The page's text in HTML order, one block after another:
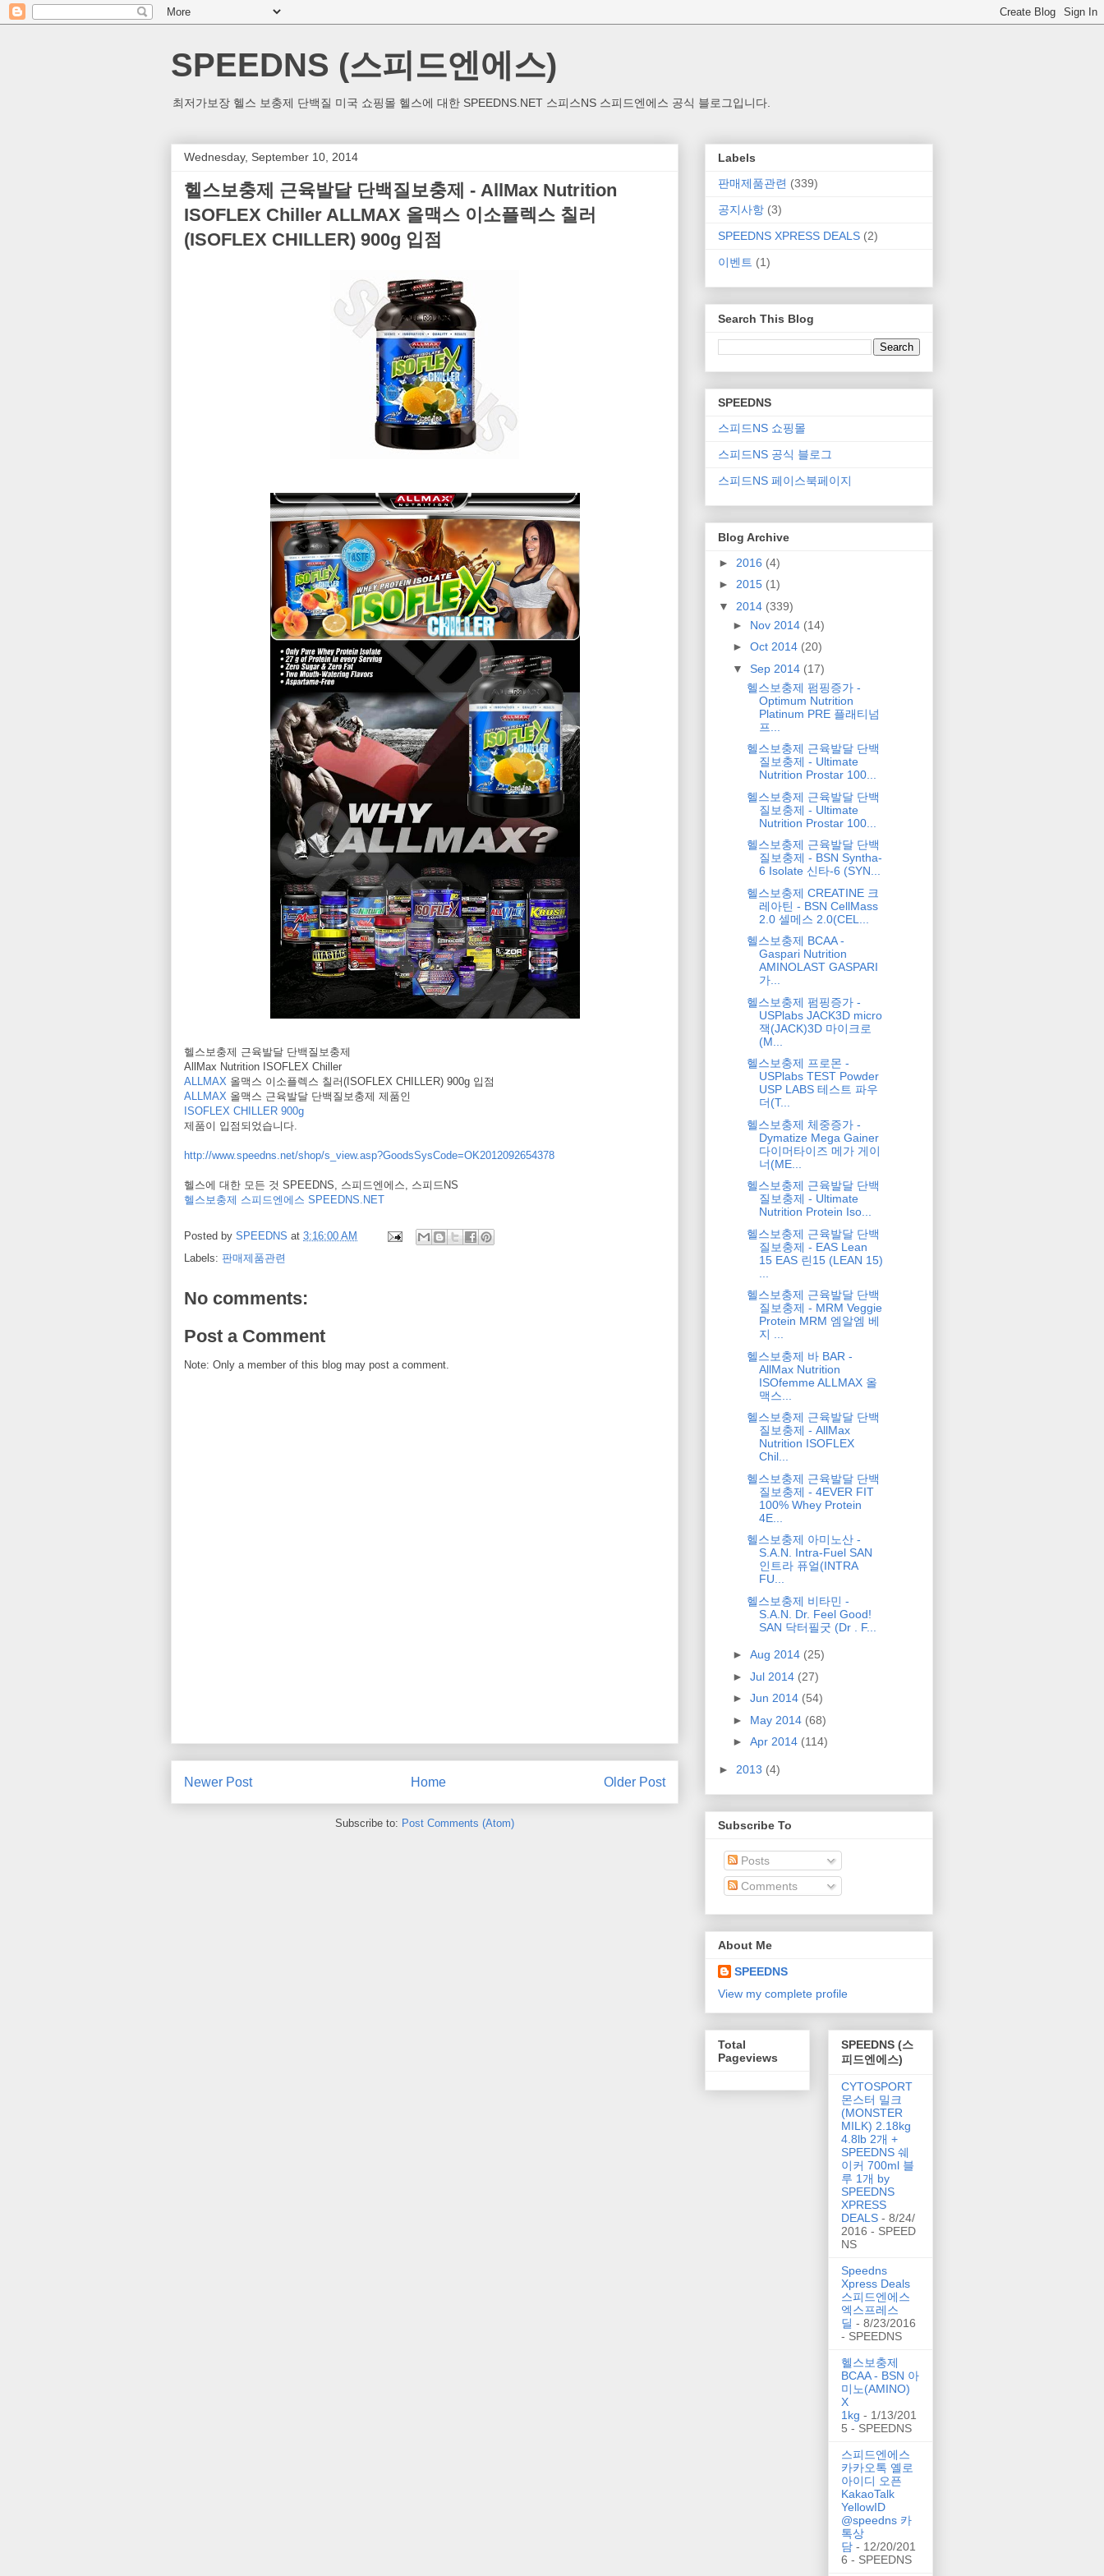
SPEEDNS (스피드엔에스)
최저가보장 헬스 보충제 단백질 미국 쇼핑몰 헬스에 대한 SPEEDNS.NET 스피스NS 스피드엔에스 공식 블로그입니다.
Wednesday, September 10, 2014
헬스보충제 근육발달 단백질보충제 - AllMax Nutrition
ISOFLEX Chiller ALLMAX 올맥스 이소플렉스 칠러
(ISOFLEX CHILLER) 900g 입점
헬스보충제 근육발달 단백질보충제
AllMax Nutrition ISOFLEX Chiller
ALLMAX 올맥스 이소플렉스 칠러(ISOFLEX CHILLER) 900g 입점
ALLMAX 올맥스 근육발달 단백질보충제 제품인
ISOFLEX CHILLER 900g
제품이 입점되었습니다.
http://www.speedns.net/shop/s_view.asp?GoodsSysCode=OK2012092654378
헬스에 대한 모든 것 SPEEDNS, 스피드엔에스, 스피드NS
헬스보충제 스피드엔에스 SPEEDNS.NET
Posted by SPEEDNS at 3:16:00 AM
Labels: 판매제품관련
No comments:
Post a Comment
Note: Only a member of this blog may post a comment.
Newer Post Older Post
Home
Subscribe to: Post Comments (Atom)
Labels
판매제품관련 (339)
공지사항 (3)
SPEEDNS XPRESS DEALS (2)
이벤트 (1)
Search This Blog
SPEEDNS
스피드NS 쇼핑몰
스피드NS 공식 블로그
스피드NS 페이스북페이지
Blog Archive
► 2016 (4)
► 2015 (1)
▼ 2014 (339)
► Nov 2014 (14)
► Oct 2014 (20)
▼ Sep 2014 (17)
헬스보충제 펌핑증가 -
Optimum Nutrition
Platinum PRE 플래티넘
프...
헬스보충제 근육발달 단백
질보충제 - Ultimate
Nutrition Prostar 100...
헬스보충제 근육발달 단백
질보충제 - Ultimate
Nutrition Prostar 100...
헬스보충제 근육발달 단백
질보충제 - BSN Syntha-
6 Isolate 신타-6 (SYN...
헬스보충제 CREATINE 크
레아틴 - BSN CellMass
2.0 셀메스 2.0(CEL...
헬스보충제 BCAA -
Gaspari Nutrition
AMINOLAST GASPARI
가...
헬스보충제 펌핑증가 -
USPlabs JACK3D micro
잭(JACK)3D 마이크로
(M...
헬스보충제 프로몬 -
USPlabs TEST Powder
USP LABS 테스트 파우
더(T...
헬스보충제 체중증가 -
Dymatize Mega Gainer
다이머타이즈 메가 게이
너(ME...
헬스보충제 근육발달 단백
질보충제 - Ultimate
Nutrition Protein Iso...
헬스보충제 근육발달 단백
질보충제 - EAS Lean
15 EAS 린15 (LEAN 15)
헬스보충제 근육발달 단백
질보충제 - MRM Veggie
Protein MRM 엠알엠 베
지 ...
헬스보충제 바 BAR -
AllMax Nutrition
ISOfemme ALLMAX 올
맥스...
헬스보충제 근육발달 단백
질보충제 - AllMax
Nutrition ISOFLEX
Chil...
헬스보충제 근육발달 단백
질보충제 - 4EVER FIT
100% Whey Protein
4E...
헬스보충제 아미노산 -
S.A.N. Intra-Fuel SAN
인트라 퓨얼(INTRA
FU...
헬스보충제 비타민 -
S.A.N. Dr. Feel Good!
SAN 닥터필굿 (Dr . F...
► Aug 2014 (25)
► Jul 2014 (27)
► Jun 2014 (54)
► May 2014 (68)
► Apr 2014 (114)
► 2013 (4)
Subscribe To
Posts
Comments
About Me
SPEEDNS
View my complete profile
Total
Pageviews
SPEEDNS (스
피드엔에스)
CYTOSPORT
몬스터 밀크
(MONSTER
MILK) 2.18kg
4.8lb 2개 +
SPEEDNS 쉐
이커 700ml 블
루 1개 by
SPEEDNS
XPRESS
DEALS - 8/24/
2016 - SPEED
NS
Speedns
Xpress Deals
스피드엔에스
엑스프레스
딜 - 8/23/2016
- SPEEDNS
헬스보충제
BCAA - BSN 아
미노(AMINO)
X
1kg - 1/13/201
5 - SPEEDNS
스피드엔에스
카카오톡 옐로
아이디 오픈
KakaoTalk
YellowID
@speedns 카
톡상
담 - 12/20/201
6 - SPEEDNS